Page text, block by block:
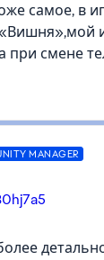
самое, в
при смене
MANAGER